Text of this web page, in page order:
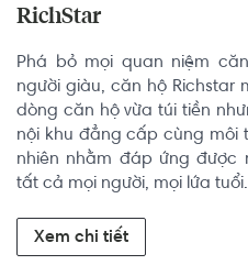
RichStar
Phá bỏ mọi quan niệm
người giàu, căn hộ Richstar
dòng căn hộ vừa túi tiền
nội khu đẳng cấp cùng môi
nhiên nhằm đáp ứng được
tất cả mọi người, mọi lứa tuổi.
Xem chi tiết